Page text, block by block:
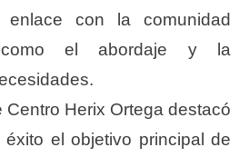
con la comunidad
como el abordaje y la
Herix Ortega destacó
el objetivo principal de